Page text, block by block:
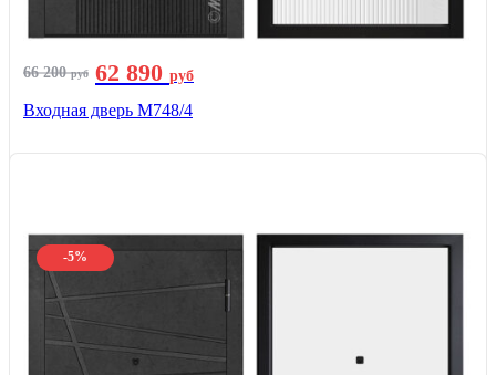
66 200руб 62 890 руб
Входная дверь М748/4
-5%